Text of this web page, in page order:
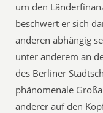
um den
beschwert er sich
anderen abhängig
unter anderem an
des Berliner
phänomenale
anderer auf den